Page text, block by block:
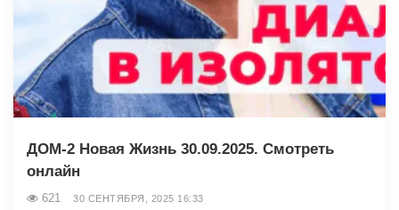
ДОМ-2 Новая Жизнь 30.09.2025. Смотреть
онлайн
621 30 СЕНТЯБРЯ, 2025 16:33